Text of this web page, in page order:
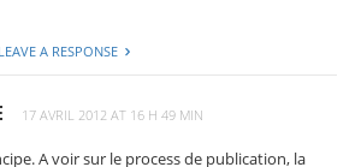
LEAVE A RESPONSE
17 AVRIL 2012 AT 16 H 49 MIN
A voir sur le process de publication, la